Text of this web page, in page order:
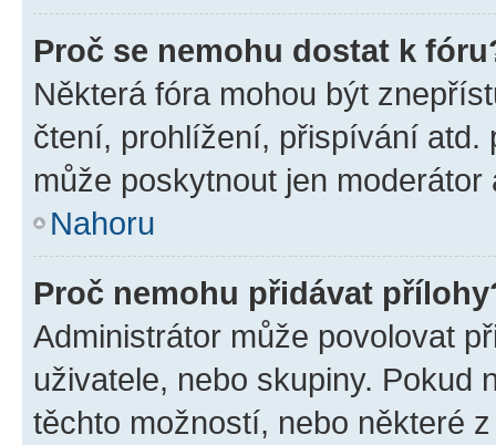
Proč se nemohu dostat k
Některá fóra mohou být
čtení, prohlížení, přispívání atd.
může poskytnout jen
Nahoru
Proč nemohu přidávat
Administrátor může povolovat
uživatele, nebo skupiny. Pokud
těchto možností, nebo některé